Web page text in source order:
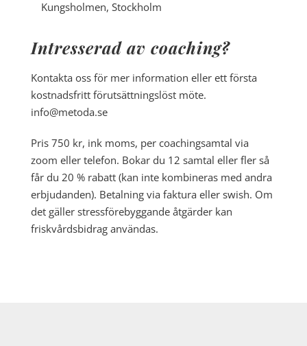
Kungsholmen, Stockholm
Intresserad av coaching?
Kontakta oss för mer information eller ett första
kostnadsfritt förutsättningslöst möte.
info@metoda.se
Pris 750 kr, ink moms, per coachingsamtal via
zoom eller telefon. Bokar du 12 samtal eller fler så
får du 20 % rabatt (kan inte kombineras med andra
erbjudanden). Betalning via faktura eller swish. Om
det gäller stressförebyggande åtgärder kan
friskvårdsbidrag användas.